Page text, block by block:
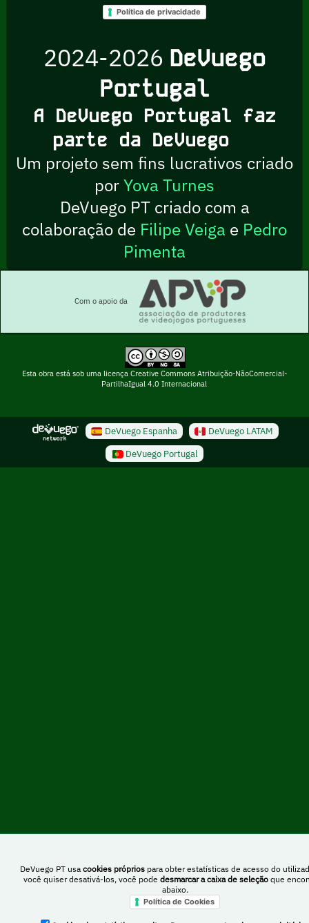
DeVuego PT usa cookies própriospara obter estatísticas de acesso do
você quiser desativá-los, você pode desmarcar a caixa de seleçãoque
abaixo.
Política de Cookies
Política de privacidade
2024-2026 DeVuego
Portugal
A DeVuego Portugal faz
parte da DeVuego
Um projeto sem fins lucrativos criado
porYova Turnes
DeVuego PT criado com a
colaboração de Filipe Veiga e Pedro
Pimenta
Com o apoio da
Esta obra está sob uma licença Creative Commons Atribuição-NãoComercial-
PartilhaIgual 4.0 Internacional
DeVuego Espanha
DeVuego LATAM
DeVuego Portugal